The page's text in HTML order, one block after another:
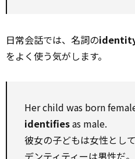
日常会話では、名詞の
をよく使う気がします。
Her child was born
identifiesas male.
彼女の子どもは女性とし
デンティティーは男性だ。